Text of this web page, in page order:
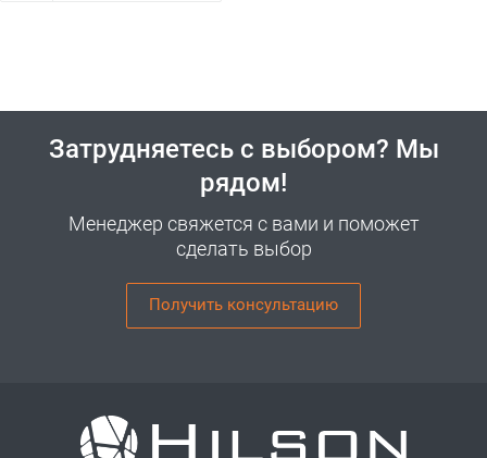
Затрудняетесь с выбором? Мы
рядом!
Менеджер свяжется с вами и поможет
сделать выбор
Получить консультацию